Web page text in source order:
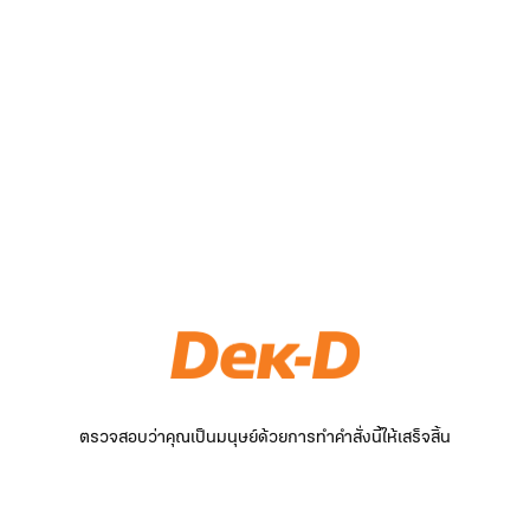
ตรวจสอบว่าคุณเป็นมนุษย์ด้วยการทำคำสั่งนี้ให้เสร็จสิ้น